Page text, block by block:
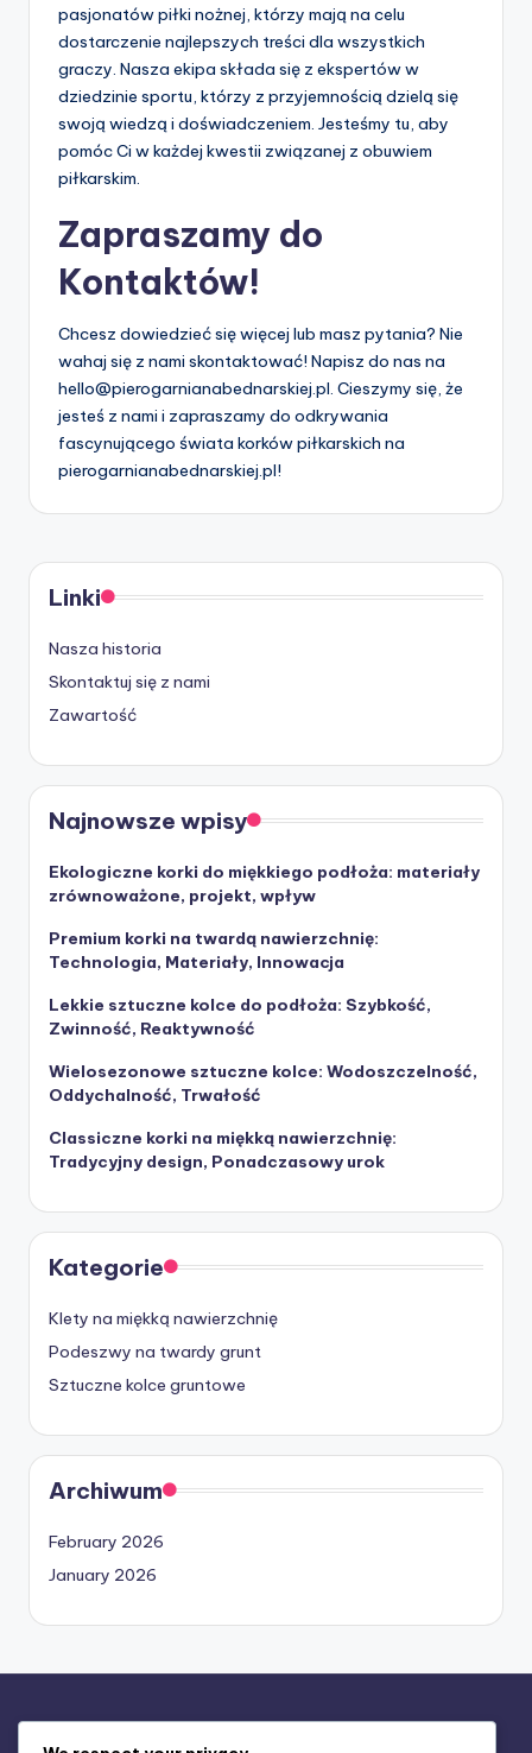
pasjonatów piłki nożnej, którzy mają na celu
dostarczenie najlepszych treści dla wszystkich
graczy. Nasza ekipa składa się z ekspertów w
dziedzinie sportu, którzy z przyjemnością dzielą się
swoją wiedzą i doświadczeniem. Jesteśmy tu, aby
pomóc Ci w każdej kwestii związanej z obuwiem
piłkarskim.
Zapraszamy do
Kontaktów!
Chcesz dowiedzieć się więcej lub masz pytania? Nie
wahaj się z nami skontaktować! Napisz do nas na
hello@pierogarnianabednarskiej.pl. Cieszymy się, że
jesteś z nami i zapraszamy do odkrywania
fascynującego świata korków piłkarskich na
pierogarnianabednarskiej.pl!
Linki
Nasza historia
Skontaktuj się z nami
Zawartość
Najnowsze wpisy
Ekologiczne korki do miękkiego podłoża: materiały
zrównoważone, projekt, wpływ
Premium korki na twardą nawierzchnię:
Technologia, Materiały, Innowacja
Lekkie sztuczne kolce do podłoża: Szybkość,
Zwinność, Reaktywność
Wielosezonowe sztuczne kolce: Wodoszczelność,
Oddychalność, Trwałość
Classiczne korki na miękką nawierzchnię:
Tradycyjny design, Ponadczasowy urok
Kategorie
Klety na miękką nawierzchnię
Podeszwy na twardy grunt
Sztuczne kolce gruntowe
Archiwum
February 2026
January 2026